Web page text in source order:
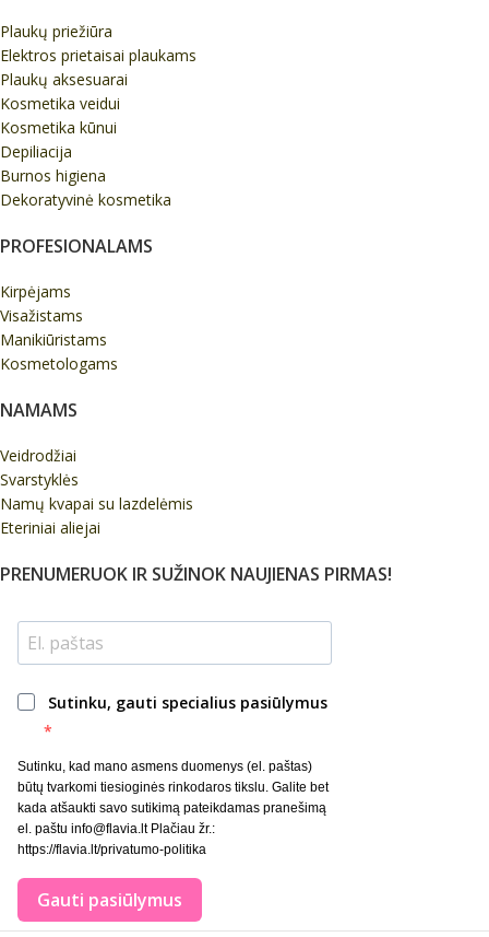
Plaukų priežiūra
Elektros prietaisai plaukams
Plaukų aksesuarai
Kosmetika veidui
Kosmetika kūnui
Depiliacija
Burnos higiena
Dekoratyvinė kosmetika
PROFESIONALAMS
Kirpėjams
Visažistams
Manikiūristams
Kosmetologams
NAMAMS
Veidrodžiai
Svarstyklės
Namų kvapai su lazdelėmis
Eteriniai aliejai
PRENUMERUOK IR SUŽINOK NAUJIENAS PIRMAS!
Sutinku, gauti specialius pasiūlymus
Sutinku, kad mano asmens duomenys (el. paštas)
būtų tvarkomi tiesioginės rinkodaros tikslu. Galite bet
kada atšaukti savo sutikimą pateikdamas pranešimą
el. paštu info@flavia.lt Plačiau žr.:
https://flavia.lt/privatumo-politika
Gauti pasiūlymus